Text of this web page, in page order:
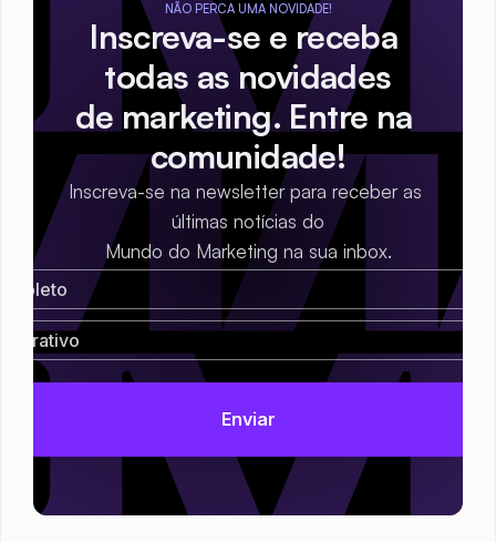
NÃO PERCA UMA NOVIDADE!
Inscreva-se e receba
todas as novidades
de marketing. Entre na
comunidade!
Inscreva-se na newsletter para receber as
últimas notícias do
Mundo do Marketing na sua inbox.